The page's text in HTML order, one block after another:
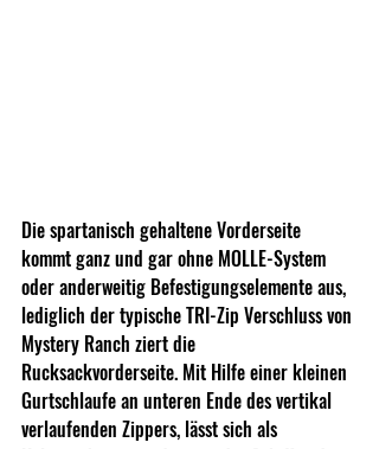
Die spartanisch gehaltene Vorderseite
kommt ganz und gar ohne MOLLE-System
oder anderweitig Befestigungselemente aus,
lediglich der typische TRI-Zip Verschluss von
Mystery Ranch ziert die
Rucksackvorderseite. Mit Hilfe einer kleinen
Gurtschlaufe an unteren Ende des vertikal
verlaufenden Zippers, lässt sich als